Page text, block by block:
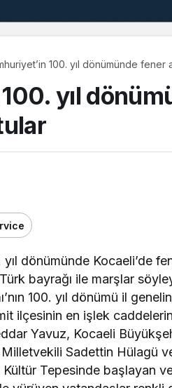
100. yıl dönümünde fener
yıl
yıl dönümünde Kocaeli’de
bayrağı ile marşlar
100. yıl dönümü il
ilçesinin en işlek
Yavuz, Kocaeli
Sadettin Hülagü
Tepesinde başlayan
kuşaklar
tecrübeler